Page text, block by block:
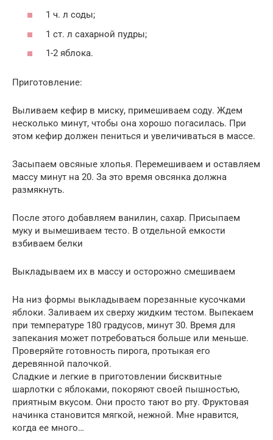
1 ч. л соды;
1 ст. л сахарной пудры;
1-2 яблока.
Приготовление:
Выливаем кефир в миску, примешиваем соду. Ждем
несколько минут, чтобы она хорошо погасилась. При
этом кефир должен пениться и увеличиваться в массе.
Засыпаем овсяные хлопья. Перемешиваем и оставляем
массу минут на 20. За это время овсянка должна
размякнуть.
После этого добавляем ванилин, сахар. Присыпаем
муку и вымешиваем тесто. В отдельной емкости
взбиваем белки
Выкладываем их в массу и осторожно смешиваем
На низ формы выкладываем порезанные кусочками
яблоки. Заливаем их сверху жидким тестом. Выпекаем
при температуре 180 градусов, минут 30. Время для
запекания может потребоваться больше или меньше.
Проверяйте готовность пирога, протыкая его
деревянной палочкой.
Сладкие и легкие в приготовлении бисквитные
шарлотки с яблоками, покоряют своей пышностью,
приятным вкусом. Они просто тают во рту. Фруктовая
начинка становится мягкой, нежной. Мне нравится,
когда ее много…